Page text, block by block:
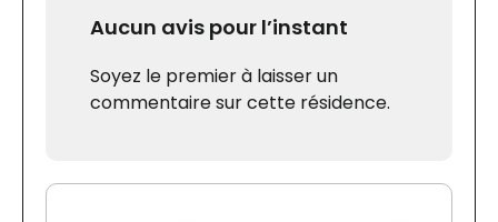
Aucun avis pour l’instant
Soyez le premier à laisser un
commentaire sur cette résidence.